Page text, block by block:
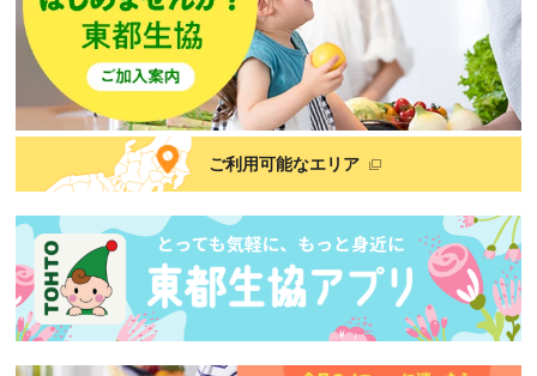
ご利用可能なエリア